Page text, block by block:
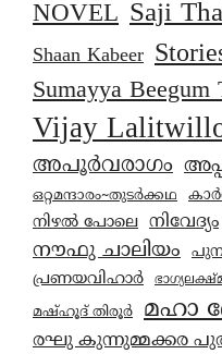
NOVEL Saji
Shaan Kabeer
Sumayya Beegum
Vijay
അപൂർവരാഗം
ഒറ്റമന്ദാരം~തുടർക്കഥ
നിഴൽ പോലെ നിവേദ്യം
നൗഫു ചാലിയം
പ്രണയവിഹാർ
മഷ്ഹൂദ് തിരൂർ
മഹാ
രഘു കുന്നുമ്മക്കര